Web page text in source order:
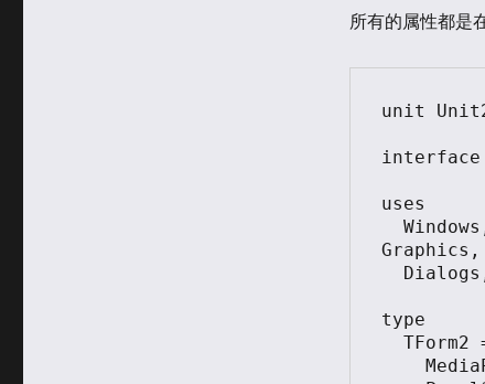
所有的属性都是
unit
interface
uses
type